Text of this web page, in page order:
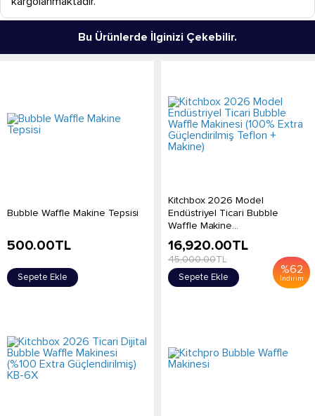
Bu Ürünlerde İlginizi Çekebilir.
Bubble Waffle Makine Tepsisi
500.00TL
Sepete Ekle
Kitchbox 2026 Model
Endüstriyel Ticari Bubble
Waffle Makine...
%62
İndirim
16,920.00TL
45,000.00TL
Sepete Ekle